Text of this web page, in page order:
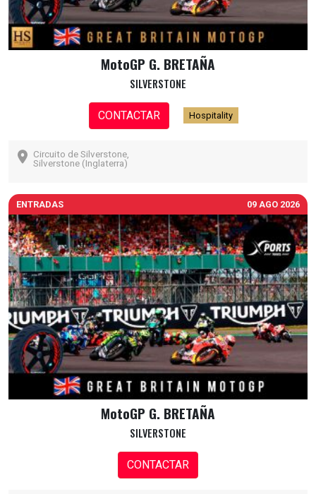
MotoGP G. BRETAÑA
SILVERSTONE
CONTACTAR Hospitality
Circuito de Silverstone,
Silverstone (Inglaterra)
ENTRADAS 09 AGO 2026
MotoGP G. BRETAÑA
SILVERSTONE
CONTACTAR